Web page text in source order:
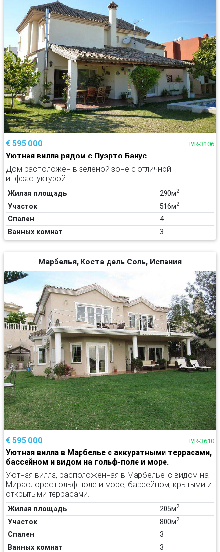
€ 595 000 IVR-3106
Уютная вилла рядом с Пуэрто Банус
Дом расположен в зеленой зоне с отличной
инфрастуктурой
Жилая площадь 290м2
Участок 516м2
Спален
4
Ванных комнат
3
Марбелья, Коста дель Соль, Испания
€ 595 000 IVR-3610
Уютная вилла в Марбелье с аккуратными террасами,
бассейном и видом на гольф-поле и море.
Уютная вилла, расположенная в Марбелье, с видом на
Мирафлорес гольф поле и море, бассейном, крытыми и
открытыми террасами.
Жилая площадь 205м2
Участок 800м2
Спален
3
Ванных комнат
3